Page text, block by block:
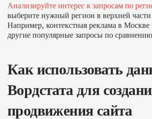
Анализируйте интерес к запросам по
выберите нужный регион в верхней
Например, контекстная реклама в
другие популярные запросы по
Как использовать
Вордстата для
продвижения сайта